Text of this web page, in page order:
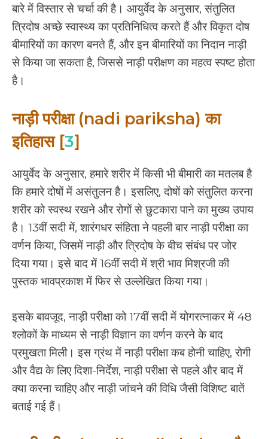
बारे में विस्तार से चर्चा की है। आयुर्वेद के अनुसार, संतुलित
त्रिदोष अच्छे स्वास्थ्य का प्रतिनिधित्व करते हैं और विकृत दोष
बीमारियों का कारण बनते हैं, और इन बीमारियों का निदान नाड़ी
से किया जा सकता है, जिससे नाड़ी परीक्षण का महत्व स्पष्ट होता
है।
नाड़ी परीक्षा (nadi pariksha) का
इतिहास [3]
आयुर्वेद के अनुसार, हमारे शरीर में किसी भी बीमारी का मतलब है
कि हमारे दोषों में असंतुलन है। इसलिए, दोषों को संतुलित करना
शरीर को स्वस्थ रखने और रोगों से छुटकारा पाने का मुख्य उपाय
है। 13वीं सदी में, शारंगधर संहिता ने पहली बार नाड़ी परीक्षा का
वर्णन किया, जिसमें नाड़ी और त्रिदोष के बीच संबंध पर जोर
दिया गया। इसे बाद में 16वीं सदी में श्री भाव मिश्रजी की
पुस्तक भावप्रकाश में फिर से उल्लेखित किया गया।
इसके बावजूद, नाड़ी परीक्षा को 17वीं सदी में योगरत्नाकर में 48
श्लोकों के माध्यम से नाड़ी विज्ञान का वर्णन करने के बाद
प्रमुखता मिली। इस ग्रंथ में नाड़ी परीक्षा कब होनी चाहिए, रोगी
और वैद्य के लिए दिशा-निर्देश, नाड़ी परीक्षा से पहले और बाद में
क्या करना चाहिए और नाड़ी जांचने की विधि जैसी विशिष्ट बातें
बताई गई हैं।